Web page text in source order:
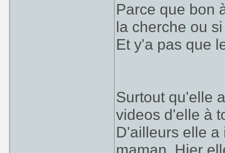
Parce que bon
la cherche ou
Et y'a pas que
Surtout qu'elle
videos d'elle à
D'ailleurs elle a
maman. Hier